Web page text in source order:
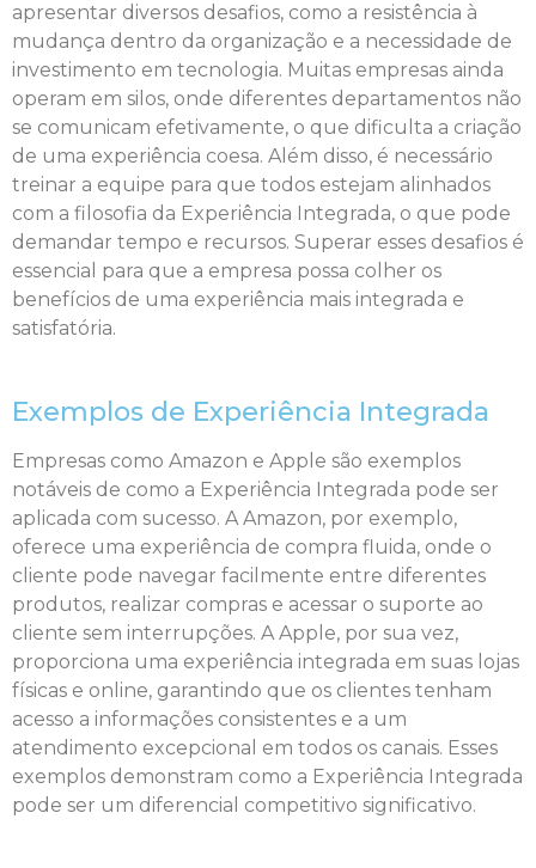
apresentar diversos desafios, como a resistência à
mudança dentro da organização e a necessidade de
investimento em tecnologia. Muitas empresas ainda
operam em silos, onde diferentes departamentos não
se comunicam efetivamente, o que dificulta a criação
de uma experiência coesa. Além disso, é necessário
treinar a equipe para que todos estejam alinhados
com a filosofia da Experiência Integrada, o que pode
demandar tempo e recursos. Superar esses desafios é
essencial para que a empresa possa colher os
benefícios de uma experiência mais integrada e
satisfatória.
Exemplos de Experiência Integrada
Empresas como Amazon e Apple são exemplos
notáveis de como a Experiência Integrada pode ser
aplicada com sucesso. A Amazon, por exemplo,
oferece uma experiência de compra fluida, onde o
cliente pode navegar facilmente entre diferentes
produtos, realizar compras e acessar o suporte ao
cliente sem interrupções. A Apple, por sua vez,
proporciona uma experiência integrada em suas lojas
físicas e online, garantindo que os clientes tenham
acesso a informações consistentes e a um
atendimento excepcional em todos os canais. Esses
exemplos demonstram como a Experiência Integrada
pode ser um diferencial competitivo significativo.